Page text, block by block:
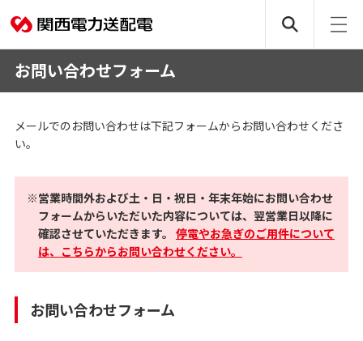
お問い合わせフォーム
メールでのお問い合わせは下記フォームからお問い合わせくださ
い。
※営業時間外および土・日・祝日・年末年始にお問い合わせ
フォームからいただいた内容については、翌営業日以降に
確認させていただきます。 停電やお急ぎのご用件について
は、こちらからお問い合わせください。
お問い合わせフォーム